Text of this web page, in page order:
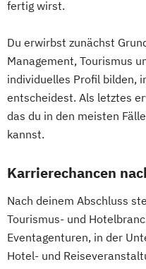
fertig wirst.
Du erwirbst zunächst
Management, Tourismus
individuelles Profil bilden,
entscheidest. Als letztes
das du in den meisten
kannst.
Karrierechancen
Nach deinem Abschluss
Tourismus- und
Eventagenturen, in der
Hotel- und